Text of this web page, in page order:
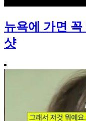
뉴욕에 가면
샷